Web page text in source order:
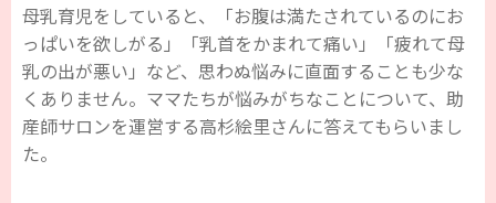
母乳育児をしていると、「お腹は満たされているのにお
っぱいを欲しがる」「乳首をかまれて痛い」「疲れて母
乳の出が悪い」など、思わぬ悩みに直面することも少な
くありません。ママたちが悩みがちなことについて、助
産師サロンを運営する高杉絵里さんに答えてもらいまし
た。